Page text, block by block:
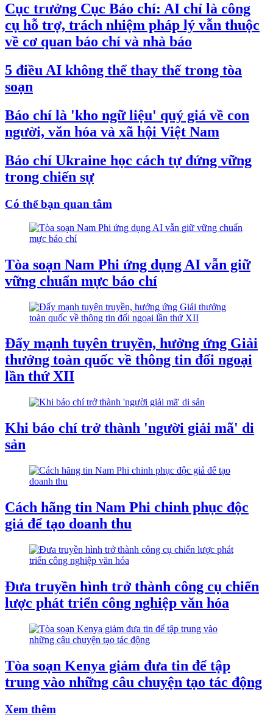
Cục trưởng Cục Báo chí: AI chỉ là công
cụ hỗ trợ, trách nhiệm pháp lý vẫn thuộc
về cơ quan báo chí và nhà báo
5 điều AI không thể thay thế trong tòa
soạn
Báo chí là 'kho ngữ liệu' quý giá về con
người, văn hóa và xã hội Việt Nam
Báo chí Ukraine học cách tự đứng vững
trong chiến sự
Có thể bạn quan tâm
Tòa soạn Nam Phi ứng dụng AI vẫn giữ
vững chuẩn mực báo chí
Đẩy mạnh tuyên truyền, hưởng ứng Giải
thưởng toàn quốc về thông tin đối ngoại
lần thứ XII
Khi báo chí trở thành 'người giải mã' di
sản
Cách hãng tin Nam Phi chinh phục độc
giả để tạo doanh thu
Đưa truyền hình trở thành công cụ chiến
lược phát triển công nghiệp văn hóa
Tòa soạn Kenya giảm đưa tin để tập
trung vào những câu chuyện tạo tác động
Xem thêm